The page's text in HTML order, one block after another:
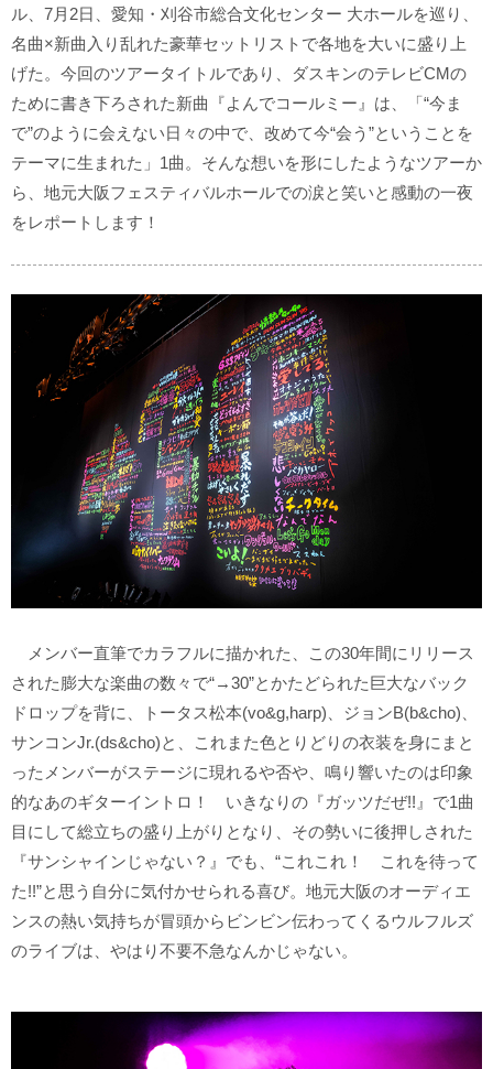
ル、7月2日、愛知・刈谷市総合文化センター 大ホールを巡り、
名曲×新曲入り乱れた豪華セットリストで各地を大いに盛り上
げた。今回のツアータイトルであり、ダスキンのテレビCMの
ために書き下ろされた新曲『よんでコールミー』は、「“今ま
で”のように会えない日々の中で、改めて今“会う”ということを
テーマに生まれた」1曲。そんな想いを形にしたようなツアーか
ら、地元大阪フェスティバルホールでの涙と笑いと感動の一夜
をレポートします！
メンバー直筆でカラフルに描かれた、この30年間にリリース
された膨大な楽曲の数々で“→30”とかたどられた巨大なバック
ドロップを背に、トータス松本(vo&g,harp)、ジョンB(b&cho)、
サンコンJr.(ds&cho)と、これまた色とりどりの衣装を身にまと
ったメンバーがステージに現れるや否や、鳴り響いたのは印象
的なあのギターイントロ！ いきなりの『ガッツだぜ!!』で1曲
目にして総立ちの盛り上がりとなり、その勢いに後押しされた
『サンシャインじゃない？』でも、“これこれ！ これを待って
た!!”と思う自分に気付かせられる喜び。地元大阪のオーディエ
ンスの熱い気持ちが冒頭からビンビン伝わってくるウルフルズ
のライブは、やはり不要不急なんかじゃない。